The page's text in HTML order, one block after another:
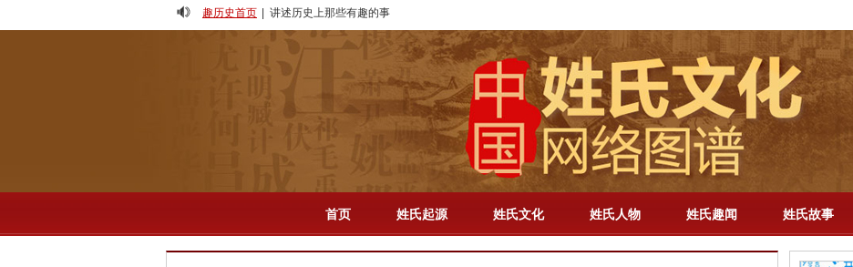
趣历史首页
| 讲述历史上那些有趣的事
人物 - 专题 - 影视 - 解梦 - 百家姓 - 成语 - 明星 - 历史 - 教育 - 三国 - 新闻 - 专题 - 手机版 - 百科
首页 姓氏起源 姓氏文化 姓氏人物 姓氏趣闻 姓氏故事